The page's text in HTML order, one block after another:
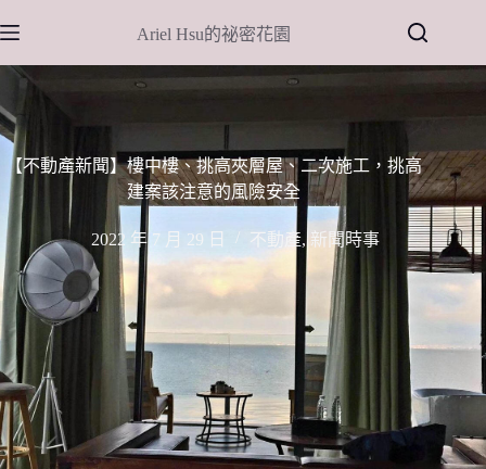
至
主
內
容
Ariel Hsu的祕密花園
【不動產新聞】樓中樓、挑高夾層屋、二次施工，挑高
建案該注意的風險安全
2022 年 7 月 29 日 不動產, 新聞時事